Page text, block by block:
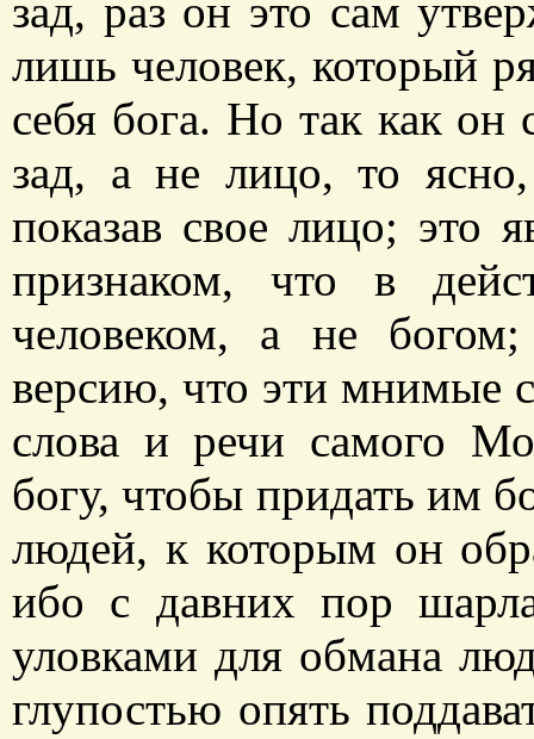
зад, раз он это сам
лишь человек, который
себя бога. Но так как он
зад, а не лицо, то
показав свое лицо; это
признаком, что в
человеком, а не
версию, что эти
слова и речи самого
богу, чтобы придать им
людей, к которым он
ибо с давних пор
уловками для обмана
глупостью опять